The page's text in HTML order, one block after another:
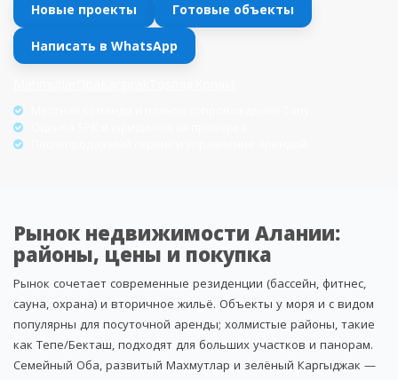
Новые проекты Готовые объекты
Написать в WhatsApp
Рынок недвижимости Алании:
районы, цены и покупка
Рынок сочетает современные резиденции (бассейн, фитнес,
сауна, охрана) и вторичное жильё. Объекты у моря и с видом
популярны для посуточной аренды; холмистые районы, такие
как Тепе/Бекташ, подходят для больших участков и панорам.
Семейный Оба, развитый Махмутлар и зелёный Каргыджак —